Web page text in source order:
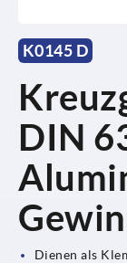
K0145 D
DIN
Dienen als